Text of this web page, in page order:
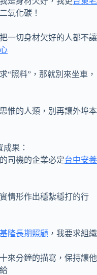
氧化碳！
切身材欠好的人都不讓
照料”，那就別來坐車，
的人類，別再讓外埠本
果：
司機的企業必定台中安養
形作出穩紮穩打的行
基隆長期照顧 ，我要求組織
分鐘的描寫，保持讓他